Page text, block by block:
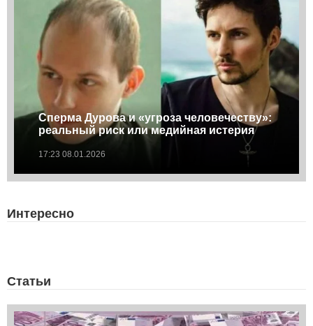
Сперма Дурова и «угроза человечеству»:
реальный риск или медийная истерия
17:23 08.01.2026
Интересно
Статьи